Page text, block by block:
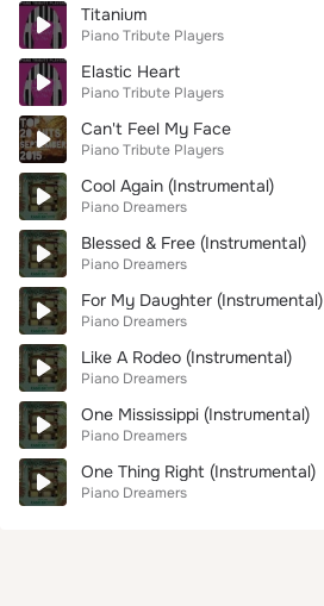
Titanium
Piano Tribute Players
Elastic Heart
Piano Tribute Players
Can't Feel My Face
Piano Tribute Players
Cool Again (Instrumental)
Piano Dreamers
Blessed & Free (Instrumental)
Piano Dreamers
For My Daughter (Instrumental)
Piano Dreamers
Like A Rodeo (Instrumental)
Piano Dreamers
One Mississippi (Instrumental)
Piano Dreamers
One Thing Right (Instrumental)
Piano Dreamers